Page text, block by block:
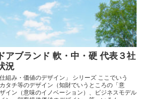
アブランド 軟・中・硬 代表３社
況
組み・価値のデザイン」 シリーズ ここでいう
タチ等のデザイン（知財でいうところの「意
イン（意味のイノベーション）、ビジネスモデル